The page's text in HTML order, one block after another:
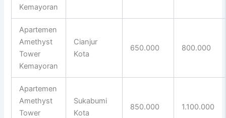
Kemayoran
Apartemen
Amethyst
Tower
Kemayoran
Cianjur
Kota
650.000 800.000
Apartemen
Amethyst
Tower
Sukabumi
Kota
850.000 1.100.000